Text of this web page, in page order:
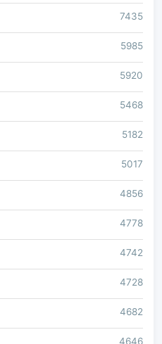
7435
5985
5920
5468
5182
5017
4856
4778
4742
4728
4682
4646